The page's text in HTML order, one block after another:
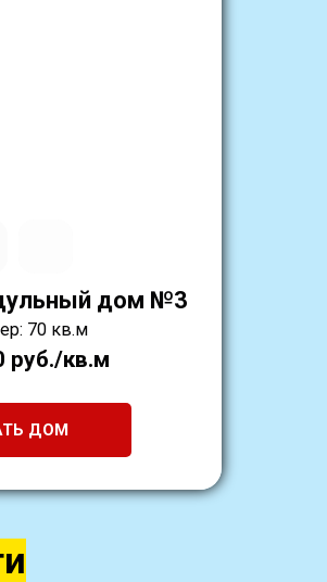
дом №3
70 кв.м
руб./кв.м
ДОМ